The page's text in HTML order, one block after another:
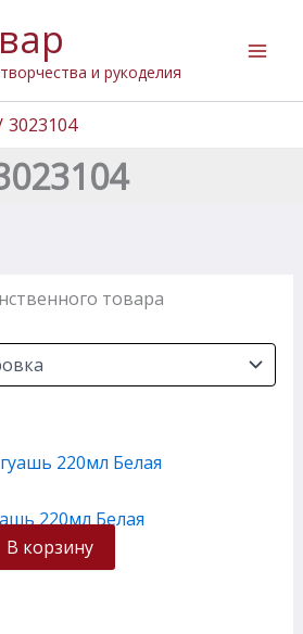
и рукоделия
3023104
товара
220мл Белая
В корзину